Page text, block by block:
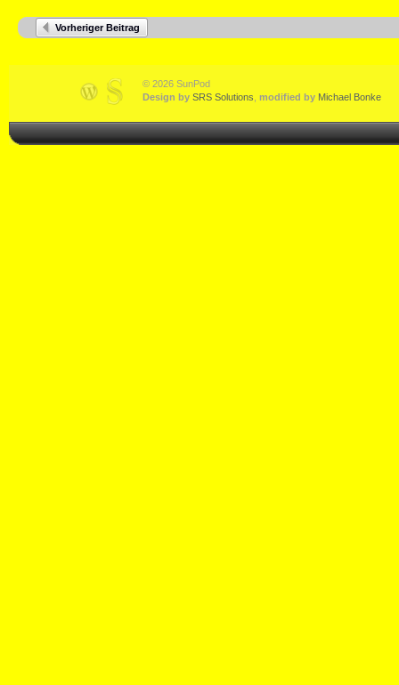
Vorheriger Beitrag
© 2026 SunPod
Design by SRS Solutions modified by Michael Bonke